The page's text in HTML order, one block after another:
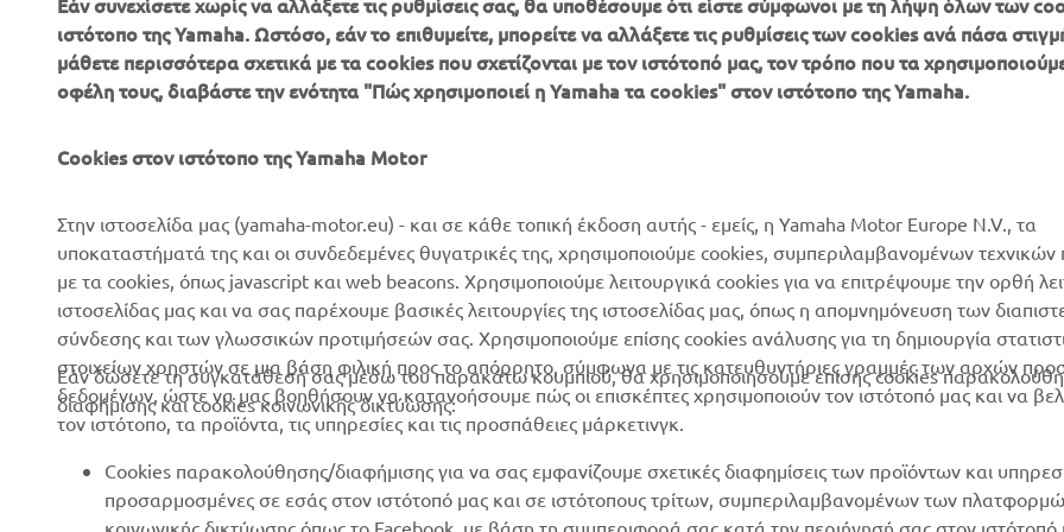
ΕΤΑΙΡΕΊΑ
Νέα
Δίκτυο Επίσημων
Συνεργατών
Τύπος
Φυλλάδια
Γίνετε έμπορος
B2B
Αρχές
Γήπεδα γκολφ
Πρώτοι ανταποκριτές
Robotics
Συνεργασίες
Τεχνικές πληροφορίες για
Yamalube Safety Data
Sheets
ΠΕΡΙΣΣΌΤΕΡΑ
YAMAHA
Yamaha Racing
Yamaha Motor Global
Mobile Apps
SUPPORT
διαχείριση των
χρησιμοποιημένων
μπαταριών
ιστότοπο της Yamaha. Ωστόσο, εάν το επιθυμείτε, μπορείτε να αλλάξετε τις ρυθμίσεις των cookies ανά πάσα
μάθετε περισσότερα σχετικά με τα cookies που σχετίζονται με τον ιστότοπό μας, τον τρόπο που τα
οφέλη τους, διαβάστε την ενότητα "Πώς χρησιμοποιεί η Yamaha τα cookies" στον ιστότοπο της Yamaha.
Cookies στον ιστότοπο της Yamaha Motor
Στην ιστοσελίδα μας (yamaha-motor.eu) - και σε κάθε τοπική έκδοση αυτής - εμείς, η Yamaha Motor Europe N.V., τα
υποκαταστήματά της και οι συνδεδεμένες θυγατρικές της, χρησιμοποιούμε cookies, συμπεριλαμβανομένων
με τα cookies, όπως javascript και web beacons. Χρησιμοποιούμε λειτουργικά cookies για να επιτρέψουμε την ορθή
ιστοσελίδας μας και να σας παρέχουμε βασικές λειτουργίες της ιστοσελίδας μας, όπως η απομνημόνευση των
σύνδεσης και των γλωσσικών προτιμήσεών σας. Χρησιμοποιούμε επίσης cookies ανάλυσης για τη δημιουργία
στοιχείων χρηστών σε μια βάση φιλική προς το απόρρητο, σύμφωνα με τις κατευθυντήριες γραμμές των αρχών
δεδομένων, ώστε να μας βοηθήσουν να κατανοήσουμε πώς οι επισκέπτες χρησιμοποιούν τον ιστότοπό μας και να
τον ιστότοπο, τα προϊόντα, τις υπηρεσίες και τις προσπάθειες μάρκετινγκ.
Εάν δώσετε τη συγκατάθεσή σας μέσω του παρακάτω κουμπιού, θα χρησιμοποιήσουμε επίσης cookies
διαφήμισης και cookies κοινωνικής δικτύωσης:
Cookies παρακολούθησης/διαφήμισης για να σας εμφανίζουμε σχετικές διαφημίσεις των προϊόντων και
προσαρμοσμένες σε εσάς στον ιστότοπό μας και σε ιστότοπους τρίτων, συμπεριλαμβανομένων των
κοινωνικής δικτύωσης όπως το Facebook, με βάση τη συμπεριφορά σας κατά την περιήγησή σας στον